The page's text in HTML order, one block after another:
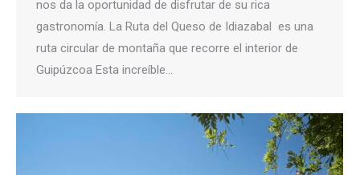
nos da la oportunidad de disfrutar de su rica
gastronomía. La Ruta del Queso de Idiazabal es una
ruta circular de montaña que recorre el interior de
Guipúzcoa Esta increíble…